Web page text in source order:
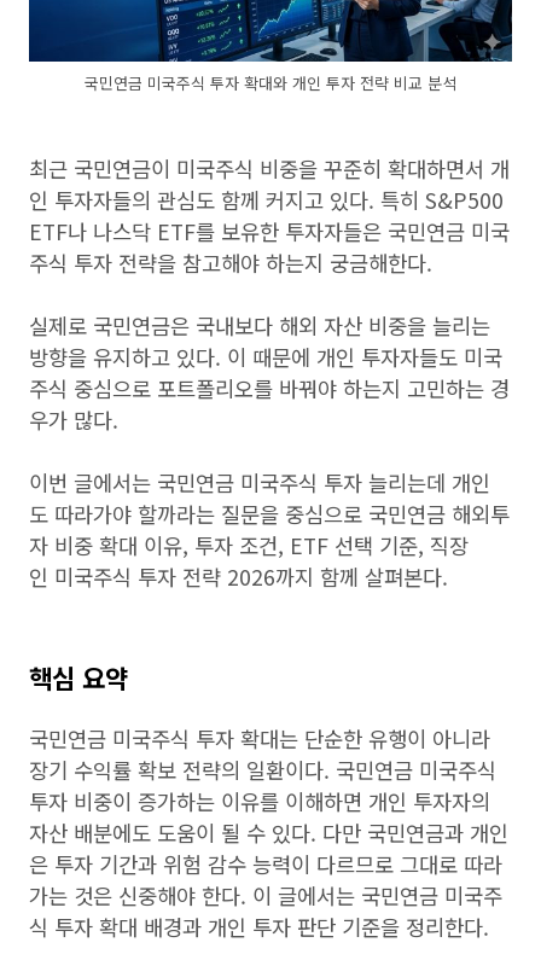
국민연금 미국주식 투자 확대와 개인 투자 전략 비교 분석
최근 국민연금이 미국주식 비중을 꾸준히 확대하면서 개
인 투자자들의 관심도 함께 커지고 있다. 특히 S&P500
ETF나 나스닥 ETF를 보유한 투자자들은 국민연금 미국
주식 투자 전략을 참고해야 하는지 궁금해한다.
실제로 국민연금은 국내보다 해외 자산 비중을 늘리는
방향을 유지하고 있다. 이 때문에 개인 투자자들도 미국
주식 중심으로 포트폴리오를 바꿔야 하는지 고민하는 경
우가 많다.
이번 글에서는 국민연금 미국주식 투자 늘리는데 개인
도 따라가야 할까라는 질문을 중심으로 국민연금 해외투
자 비중 확대 이유, 투자 조건, ETF 선택 기준, 직장
인 미국주식 투자 전략 2026까지 함께 살펴본다.
핵심 요약
국민연금 미국주식 투자 확대는 단순한 유행이 아니라
장기 수익률 확보 전략의 일환이다. 국민연금 미국주식
투자 비중이 증가하는 이유를 이해하면 개인 투자자의
자산 배분에도 도움이 될 수 있다. 다만 국민연금과 개인
은 투자 기간과 위험 감수 능력이 다르므로 그대로 따라
가는 것은 신중해야 한다. 이 글에서는 국민연금 미국주
식 투자 확대 배경과 개인 투자 판단 기준을 정리한다.